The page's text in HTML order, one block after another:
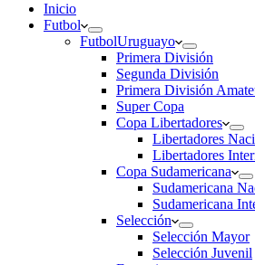
Inicio
Futbol
FutbolUruguayo
Primera División
Segunda División
Primera División
Super Copa
Copa Libertadores
Libertadores
Libertadores
Copa Sudamericana
Sudamericana
Sudamericana
Selección
Selección Mayor
Selección Juvenil